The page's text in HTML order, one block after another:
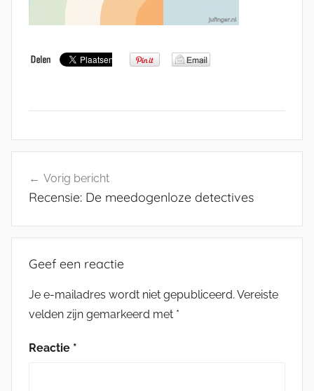
navigatie
Vorig bericht
Recensie: De meedogenloze detectives
Geef een reactie
Je e-mailadres wordt niet gepubliceerd. Vereiste
velden zijn gemarkeerd met *
Reactie *